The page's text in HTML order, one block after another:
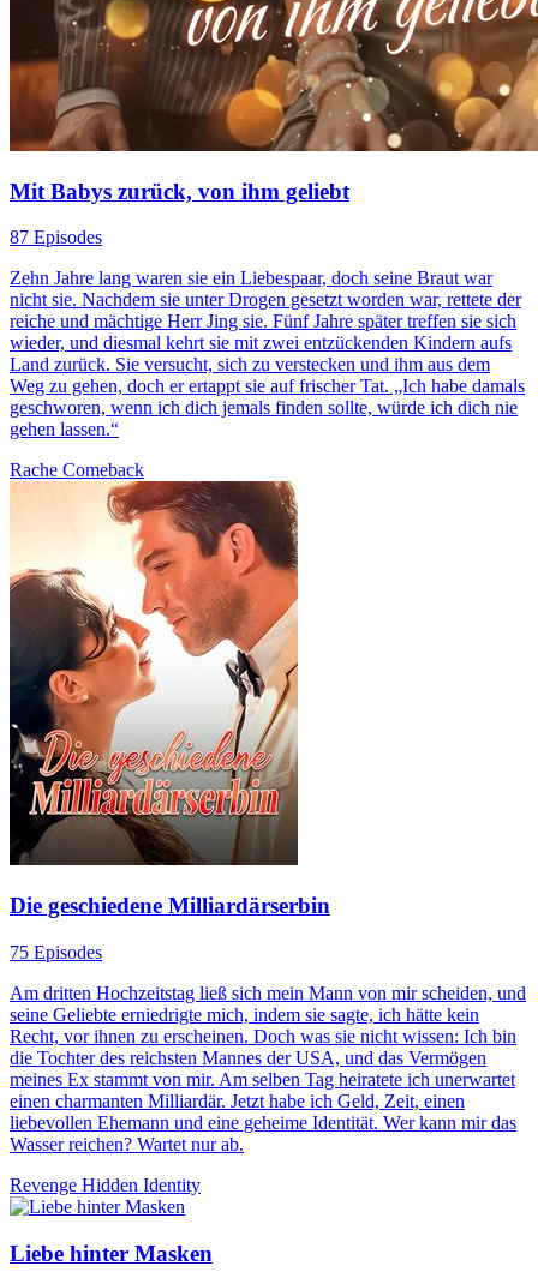
Mit Babys zurück, von ihm geliebt
87 Episodes
Zehn Jahre lang waren sie ein Liebespaar, doch seine Braut war
nicht sie. Nachdem sie unter Drogen gesetzt worden war, rettete der
reiche und mächtige Herr Jing sie. Fünf Jahre später treffen sie sich
wieder, und diesmal kehrt sie mit zwei entzückenden Kindern aufs
Land zurück. Sie versucht, sich zu verstecken und ihm aus dem
Weg zu gehen, doch er ertappt sie auf frischer Tat. „Ich habe damals
geschworen, wenn ich dich jemals finden sollte, würde ich dich nie
gehen lassen.“
Rache Comeback
Die geschiedene Milliardärserbin
75 Episodes
Am dritten Hochzeitstag ließ sich mein Mann von mir scheiden, und
seine Geliebte erniedrigte mich, indem sie sagte, ich hätte kein
Recht, vor ihnen zu erscheinen. Doch was sie nicht wissen: Ich bin
die Tochter des reichsten Mannes der USA, und das Vermögen
meines Ex stammt von mir. Am selben Tag heiratete ich unerwartet
einen charmanten Milliardär. Jetzt habe ich Geld, Zeit, einen
liebevollen Ehemann und eine geheime Identität. Wer kann mir das
Wasser reichen? Wartet nur ab.
Revenge Hidden Identity
Liebe hinter Masken